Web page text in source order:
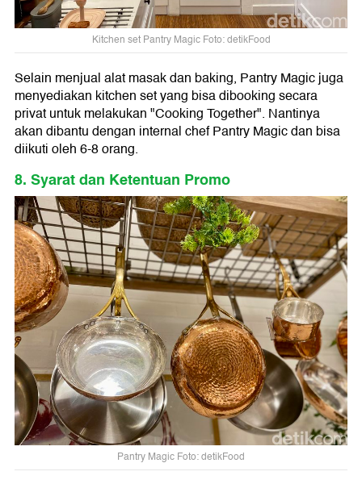
Kitchen set Pantry Magic Foto: detikFood
Selain menjual alat masak dan baking, Pantry Magic juga
menyediakan kitchen set yang bisa dibooking secara
privat untuk melakukan "Cooking Together". Nantinya
akan dibantu dengan internal chef Pantry Magic dan bisa
diikuti oleh 6-8 orang.
8. Syarat dan Ketentuan Promo
Pantry Magic Foto: detikFood